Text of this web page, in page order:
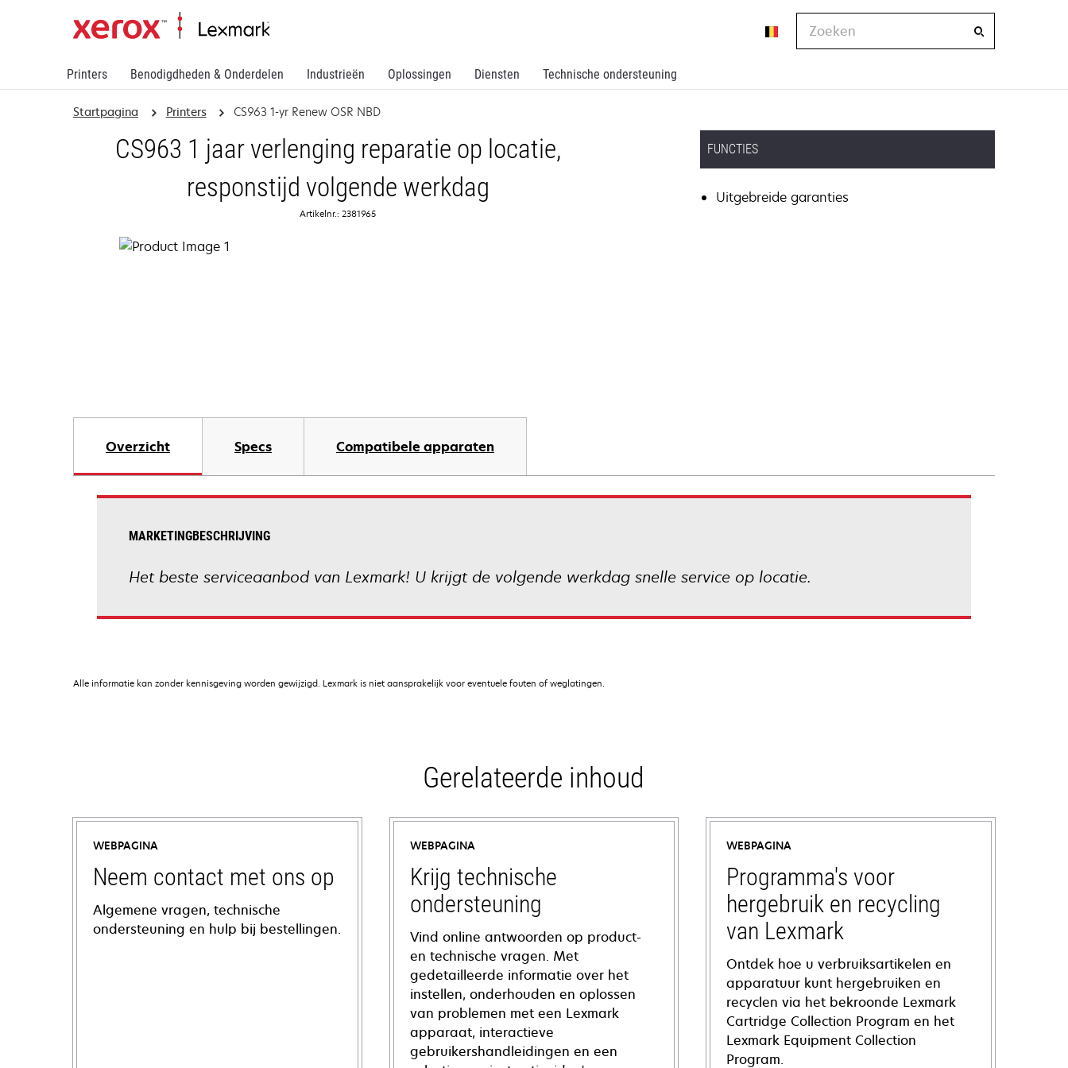
Printers Benodigdheden & Onderdelen Industrieën Oplossingen Diensten Technische ondersteuning
Zoeken
Startpagina Printers CS963 1-yr Renew OSR NBD
CS963 1 jaar verlenging reparatie op locatie,
responstijd volgende werkdag
Artikelnr.: 2381965
FUNCTIES
Uitgebreide garanties
Overzicht Specs Compatibele apparaten
MARKETINGBESCHRIJVING
Het beste serviceaanbod van Lexmark! U krijgt de volgende werkdag snelle service op locatie.
Alle informatie kan zonder kennisgeving worden gewijzigd. Lexmark is niet aansprakelijk voor eventuele fouten of weglatingen.
Gerelateerde inhoud
WEBPAGINA
Neem contact met ons op
Algemene vragen, technische
ondersteuning en hulp bij bestellingen.
WEBPAGINA
Krijg technische
ondersteuning
Vind online antwoorden op product-
en technische vragen. Met
gedetailleerde informatie over het
instellen, onderhouden en oplossen
van problemen met een Lexmark
apparaat, interactieve
gebruikershandleidingen en een
WEBPAGINA
Programma's voor
hergebruik en recycling
van Lexmark
Ontdek hoe u verbruiksartikelen en
apparatuur kunt hergebruiken en
recyclen via het bekroonde Lexmark
Cartridge Collection Program en het
Lexmark Equipment Collection
Program.